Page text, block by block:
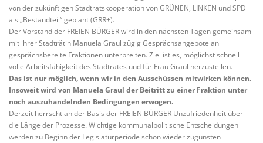
von der zukünftigen Stadtratskooperation von GRÜNEN, LINKEN und SPD
als „Bestandteil“ geplant (GRR+).
Der Vorstand der FREIEN BÜRGER wird in den nächsten Tagen gemeinsam
mit ihrer Stadträtin Manuela Graul zügig Gesprächsangebote an
gesprächsbereite Fraktionen unterbreiten. Ziel ist es, möglichst schnell
volle Arbeitsfähigkeit des Stadtrates und für Frau Graul herzustellen.
Das ist nur möglich, wenn wir in den Ausschüssen mitwirken können.
Insoweit wird von Manuela Graul der Beitritt zu einer Fraktion unter
noch auszuhandelnden Bedingungen erwogen.
Derzeit herrscht an der Basis der FREIEN BÜRGER Unzufriedenheit über
die Länge der Prozesse. Wichtige kommunalpolitische Entscheidungen
werden zu Beginn der Legislaturperiode schon wieder zugunsten